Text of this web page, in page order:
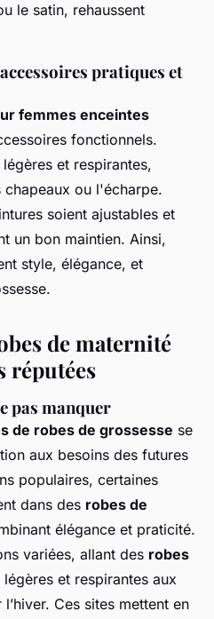
le satin, rehaussent
pratiques et
femmes enceintes
fonctionnels.
et respirantes,
ou l'écharpe.
soient ajustables et
un bon maintien. Ainsi,
style, élégance, et
de maternité
réputées
pas manquer
de robes de grossesse se
aux besoins des futures
populaires, certaines
dans des robes de
élégance et praticité.
variées, allant des robes
légères et respirantes aux
Ces sites mettent en